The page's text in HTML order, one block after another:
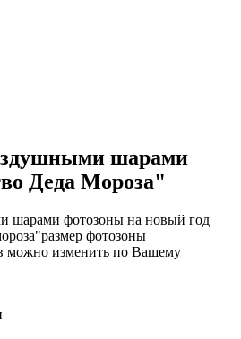
шарами
Деда Мороза"
шарами фотозоны на новый год
фотозоны
можно изменить по Вашему